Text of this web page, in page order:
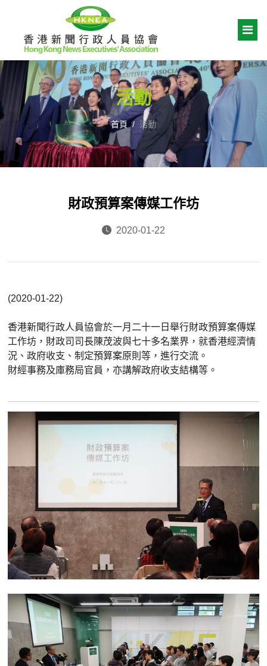
活動
首頁 活動
財政預算案傳媒工作坊
2020-01-22
(2020-01-22)
香港新聞行政人員協會於一月二十一日舉行財政預算案傳媒
工作坊，財政司司長陳茂波與七十多名業界，就香港經濟情
況、政府收支、制定預算案原則等，進行交流。
財經事務及庫務局官員，亦講解政府收支結構等。